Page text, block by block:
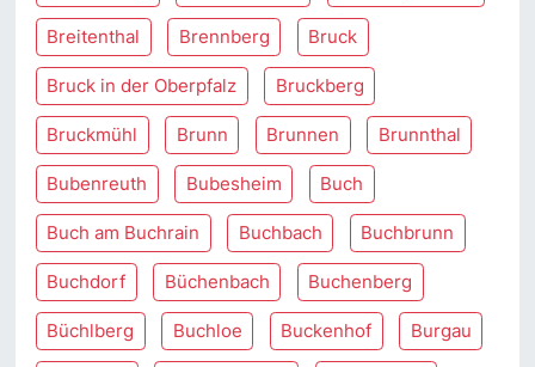
Breitenthal Brennberg Bruck
Bruck in der Oberpfalz Bruckberg
Bruckmühl Brunn Brunnen Brunnthal
Bubenreuth Bubesheim Buch
Buch am Buchrain Buchbach Buchbrunn
Buchdorf Büchenbach Buchenberg
Büchlberg Buchloe Buckenhof Burgau